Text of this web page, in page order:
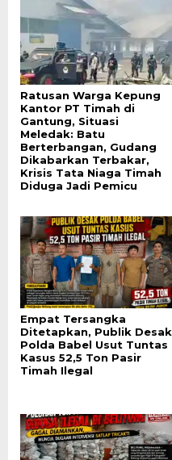
Ratusan Warga Kepung
Kantor PT Timah di
Gantung, Situasi
Meledak: Batu
Berterbangan, Gudang
Dikabarkan Terbakar,
Krisis Tata Niaga Timah
Diduga Jadi Pemicu
Empat Tersangka
Ditetapkan, Publik Desak
Polda Babel Usut Tuntas
Kasus 52,5 Ton Pasir
Timah Ilegal